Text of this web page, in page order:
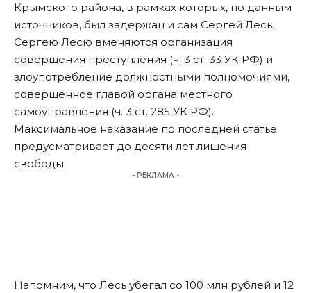
Крымского района, в рамках которых, по данным
источников, был задержан и сам Сергей Лесь.
Сергею Лесю вменяются организация
совершения преступления (ч. 3 ст. 33 УК РФ) и
злоупотребление должностными полномочиями,
совершенное главой органа местного
самоуправления (ч. 3 ст. 285 УК РФ).
Максимальное наказание по последней статье
предусматривает до десяти лет лишения
свободы.
- РЕКЛАМА -
Напомним, что Лесь убегал со 100 млн рублей и 12